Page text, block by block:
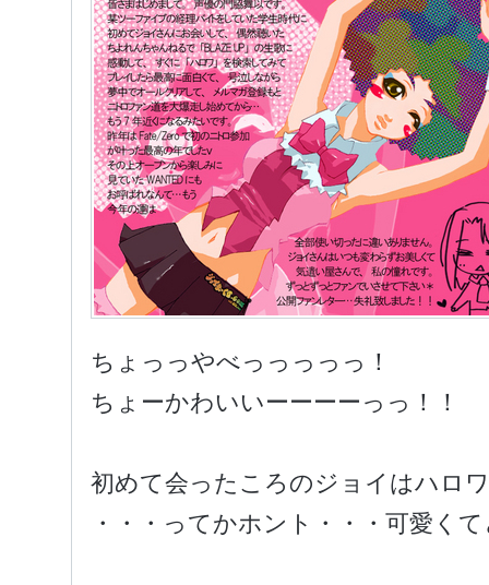
ちょっっやべっっっっっ！
ちょーかわいいーーーーっっ！！
初めて会ったころのジョイはハロ
・・・ってかホント・・・可愛く